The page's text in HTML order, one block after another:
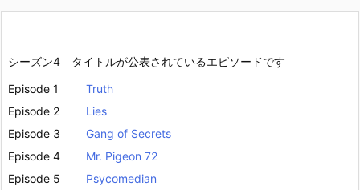
シーズン4 タイトルが公表されているエピソードです
Episode 1
Truth
Episode 2
Lies
Episode 3
Gang of Secrets
Episode 4
Mr. Pigeon 72
Episode 5
Psycomedian